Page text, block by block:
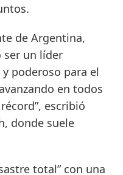
de Argentina,
ser un líder
poderoso para el
en todos
escribió
donde suele
total” con una